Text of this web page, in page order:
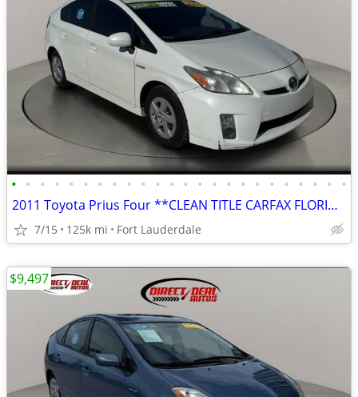
• • • • • • • • • • • • • • • • • • • • • • • •
2011 Toyota Prius Four **CLEAN TITLE CARFAX FLORIDA CAR**
7/15 125k mi Fort Lauderdale
$9,497